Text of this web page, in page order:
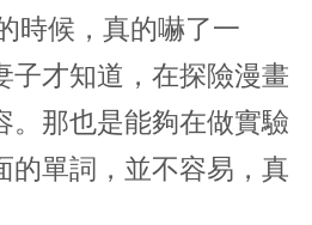
時候，真的嚇了一
子才知道，在探險漫畫
。那也是能夠在做實驗
的單詞，並不容易，真